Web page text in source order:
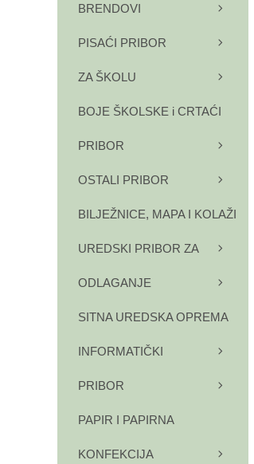
BRENDOVI
PISAĆI PRIBOR
ZA ŠKOLU
BOJE ŠKOLSKE i CRTAĆI
PRIBOR
OSTALI PRIBOR
BILJEŽNICE, MAPA I KOLAŽI
UREDSKI PRIBOR ZA
ODLAGANJE
SITNA UREDSKA OPREMA
INFORMATIČKI
PRIBOR
PAPIR I PAPIRNA
KONFEKCIJA